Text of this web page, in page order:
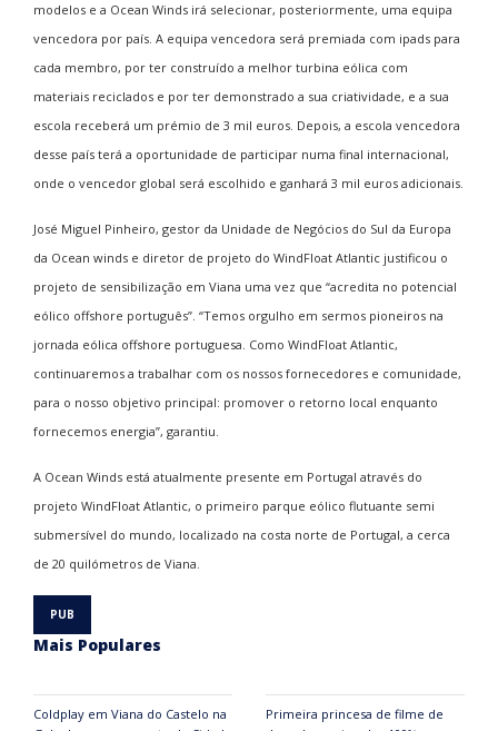
modelos e a Ocean Winds irá selecionar, posteriormente, uma equipa
vencedora por país. A equipa vencedora será premiada com ipads para
cada membro, por ter construído a melhor turbina eólica com
materiais reciclados e por ter demonstrado a sua criatividade, e a sua
escola receberá um prémio de 3 mil euros. Depois, a escola vencedora
desse país terá a oportunidade de participar numa final internacional,
onde o vencedor global será escolhido e ganhará 3 mil euros adicionais.
José Miguel Pinheiro, gestor da Unidade de Negócios do Sul da Europa
da Ocean winds e diretor de projeto do WindFloat Atlantic justificou o
projeto de sensibilização em Viana uma vez que “acredita no potencial
eólico offshore português”. “Temos orgulho em sermos pioneiros na
jornada eólica offshore portuguesa. Como WindFloat Atlantic,
continuaremos a trabalhar com os nossos fornecedores e comunidade,
para o nosso objetivo principal: promover o retorno local enquanto
fornecemos energia”, garantiu.
A Ocean Winds está atualmente presente em Portugal através do
projeto WindFloat Atlantic, o primeiro parque eólico flutuante semi
submersível do mundo, localizado na costa norte de Portugal, a cerca
de 20 quilómetros de Viana.
Mais Populares
Coldplay em Viana do Castelo na
Primeira princesa de filme de